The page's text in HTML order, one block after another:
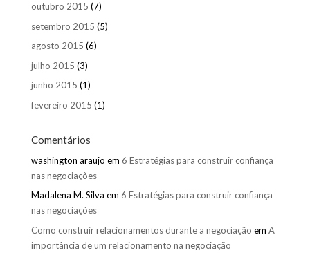
outubro 2015 (7)
setembro 2015 (5)
agosto 2015 (6)
julho 2015 (3)
junho 2015 (1)
fevereiro 2015 (1)
Comentários
washington araujo em 6 Estratégias para construir confiança
nas negociações
Madalena M. Silva em 6 Estratégias para construir confiança
nas negociações
Como construir relacionamentos durante a negociação em A
importância de um relacionamento na negociação